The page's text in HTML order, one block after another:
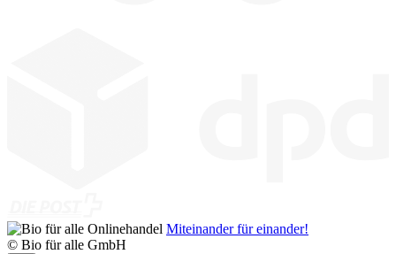
Miteinander für einander!
© Bio für alle GmbH